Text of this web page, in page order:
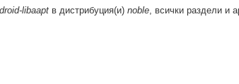
libaapt в дистрибуция(и) noble, всички раздели и